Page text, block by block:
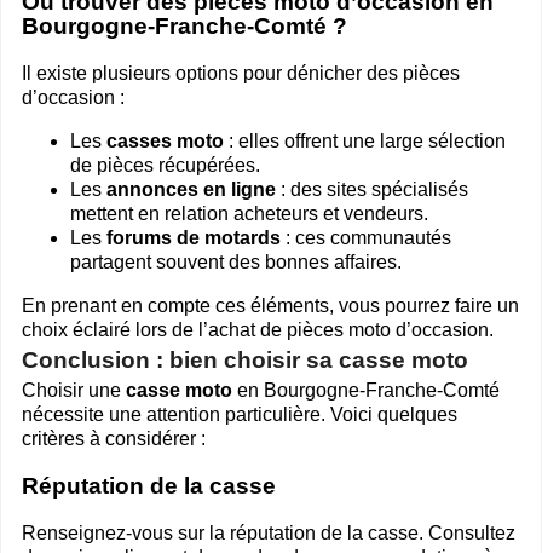
Bourgogne-Franche-Comté ?
Il existe plusieurs options pour dénicher des pièces
d’occasion :
Les casses moto : elles offrent une large sélection
de pièces récupérées.
Les annonces en ligne : des sites spécialisés
mettent en relation acheteurs et vendeurs.
Les forums de motards : ces communautés
partagent souvent des bonnes affaires.
En prenant en compte ces éléments, vous pourrez faire un
choix éclairé lors de l’achat de pièces moto d’occasion.
Conclusion : bien choisir sa casse moto
Choisir une casse moto en Bourgogne-Franche-Comté
nécessite une attention particulière. Voici quelques
critères à considérer :
Réputation de la casse
Renseignez-vous sur la réputation de la casse. Consultez